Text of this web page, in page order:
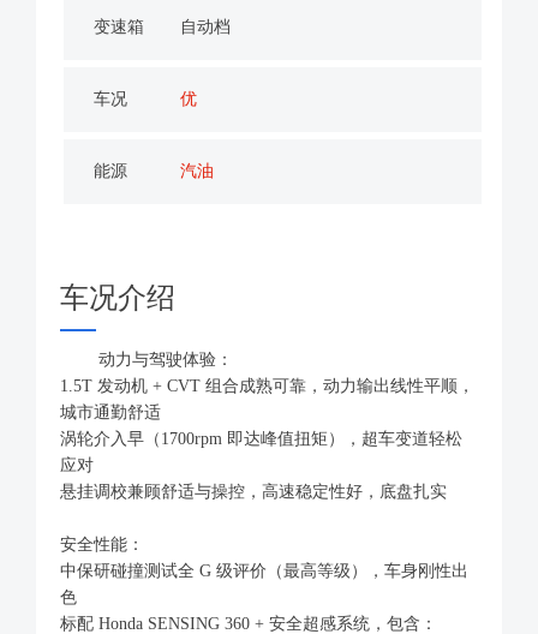
变速箱 自动档
车况 优
能源 汽油
车况介绍
动力与驾驶体验：
1.5T 发动机 + CVT 组合成熟可靠，动力输出线性平顺，
城市通勤舒适
涡轮介入早（1700rpm 即达峰值扭矩），超车变道轻松
应对
悬挂调校兼顾舒适与操控，高速稳定性好，底盘扎实
安全性能：
中保研碰撞测试全 G 级评价（最高等级），车身刚性出
色
标配 Honda SENSING 360 + 安全超感系统，包含：